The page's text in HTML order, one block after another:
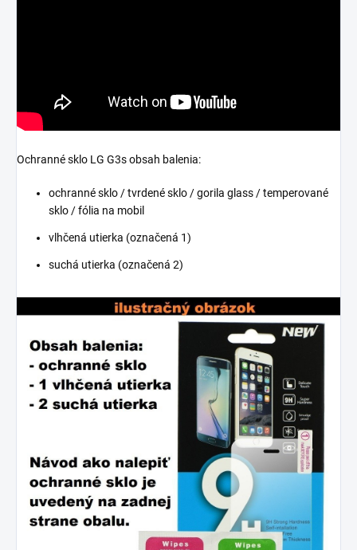
Ochranné sklo LG G3s obsah balenia:
ochranné sklo / tvrdené sklo / gorila glass / temperované
sklo / fólia na mobil
vlhčená utierka (označená 1)
suchá utierka (označená 2)